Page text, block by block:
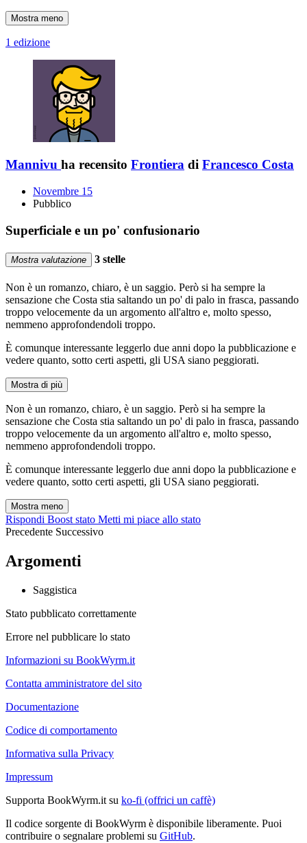
Mostra meno
1 edizione
Mannivu ha recensito Frontiera di Francesco Costa
Novembre 15
Pubblico
Superficiale e un po' confusionario
Mostra valutazione 3 stelle
Non è un romanzo, chiaro, è un saggio. Però si ha sempre la
sensazione che Costa stia saltando un po' di palo in frasca, passando
troppo velocemente da un argomento all'altro e, molto spesso,
nemmeno approfondendoli troppo.
È comunque interessante leggerlo due anni dopo la pubblicazione e
vedere quanto, sotto certi aspetti, gli USA siano peggiorati.
Mostra di più
Non è un romanzo, chiaro, è un saggio. Però si ha sempre la
sensazione che Costa stia saltando un po' di palo in frasca, passando
troppo velocemente da un argomento all'altro e, molto spesso,
nemmeno approfondendoli troppo.
È comunque interessante leggerlo due anni dopo la pubblicazione e
vedere quanto, sotto certi aspetti, gli USA siano peggiorati.
Mostra meno
Rispondi Boost stato Metti mi piace allo stato
Precedente Successivo
Argomenti
Saggistica
Stato pubblicato correttamente
Errore nel pubblicare lo stato
Informazioni su BookWyrm.it
Contatta amministratore del sito
Documentazione
Codice di comportamento
Informativa sulla Privacy
Impressum
Supporta BookWyrm.it su ko-fi (offrici un caffè)
Il codice sorgente di BookWyrm è disponibile liberamente. Puoi
contribuire o segnalare problemi su GitHub.